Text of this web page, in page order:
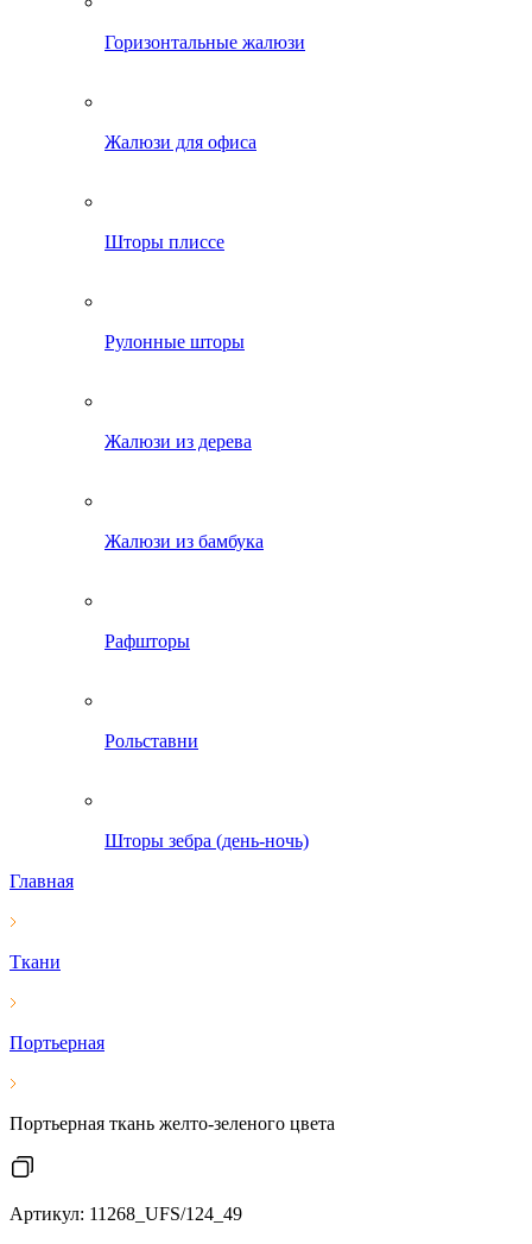
Горизонтальные жалюзи
Жалюзи для офиса
Шторы плиссе
Рулонные шторы
Жалюзи из дерева
Жалюзи из бамбука
Рафшторы
Рольставни
Шторы зебра (день-ночь)
Главная
Ткани
Портьерная
Портьерная ткань желто-зеленого цвета
Артикул: 11268_UFS/124_49